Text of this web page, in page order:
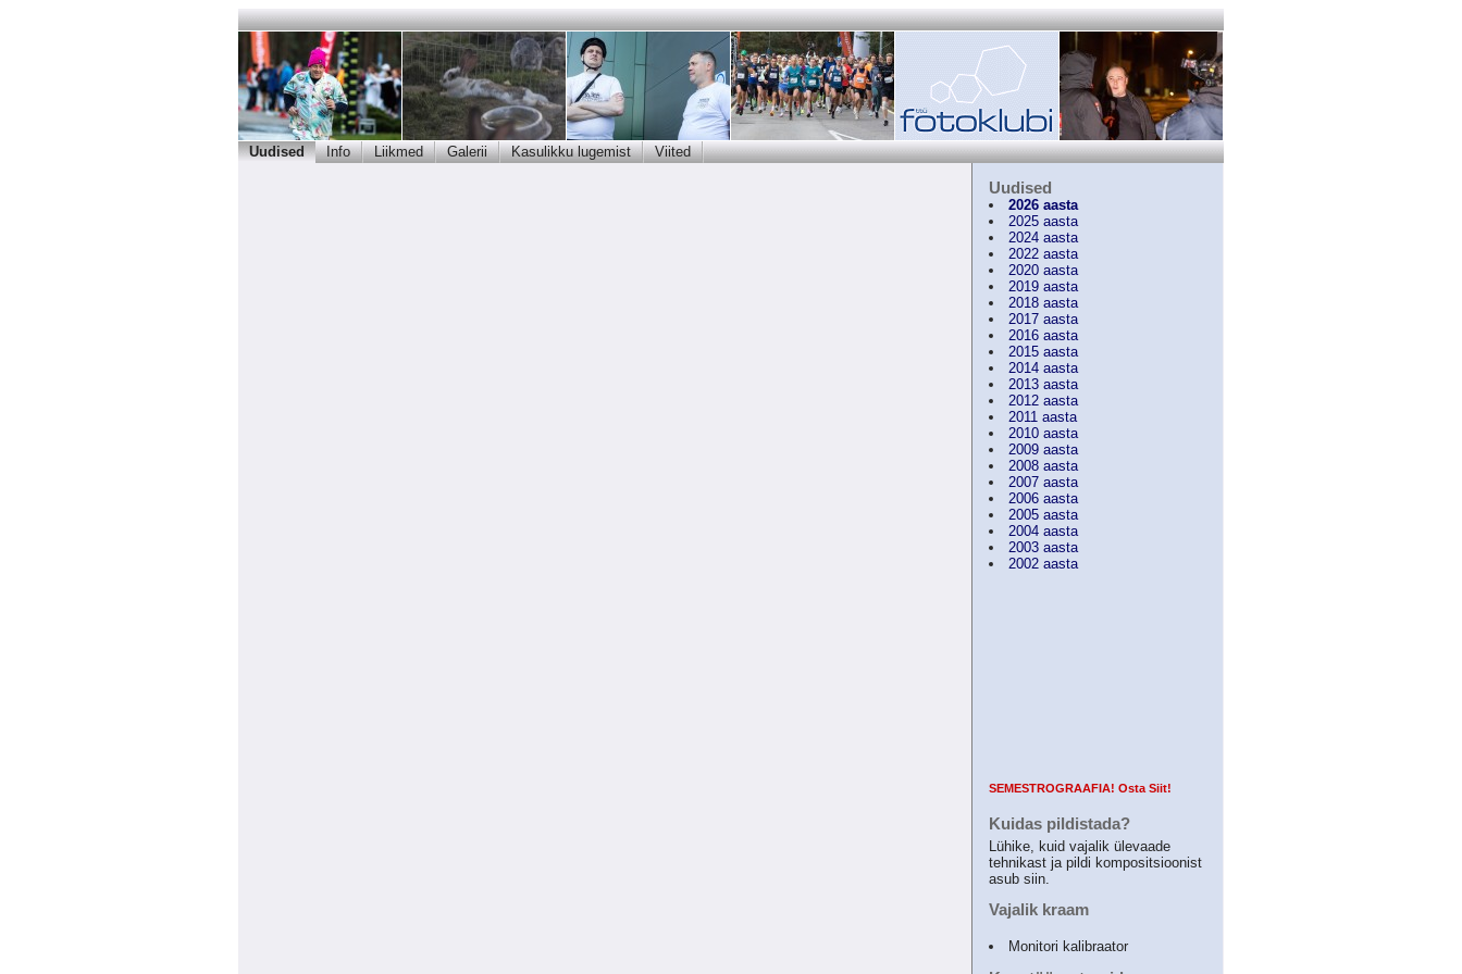
Uudised Info Liikmed Galerii Kasulikku lugemist Viited
Uudised
2026 aasta
2025 aasta
2024 aasta
2022 aasta
2020 aasta
2019 aasta
2018 aasta
2017 aasta
2016 aasta
2015 aasta
2014 aasta
2013 aasta
2012 aasta
2011 aasta
2010 aasta
2009 aasta
2008 aasta
2007 aasta
2006 aasta
2005 aasta
2004 aasta
2003 aasta
2002 aasta
SEMESTROGRAAFIA! Osta Siit!
Kuidas pildistada?
Lühike, kuid vajalik ülevaade
tehnikast ja pildi kompositsioonist
asub siin.
Vajalik kraam
Monitori kalibraator